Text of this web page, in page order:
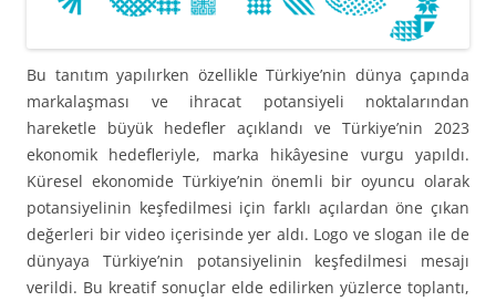
Bu tanıtım yapılırken özellikle Türkiye’nin dünya çapında
markalaşması ve ihracat potansiyeli noktalarından
hareketle büyük hedefler açıklandı ve Türkiye’nin 2023
ekonomik hedefleriyle, marka hikâyesine vurgu yapıldı.
Küresel ekonomide Türkiye’nin önemli bir oyuncu olarak
potansiyelinin keşfedilmesi için farklı açılardan öne çıkan
değerleri bir video içerisinde yer aldı. Logo ve slogan ile de
dünyaya Türkiye’nin potansiyelinin keşfedilmesi mesajı
verildi. Bu kreatif sonuçlar elde edilirken yüzlerce toplantı,